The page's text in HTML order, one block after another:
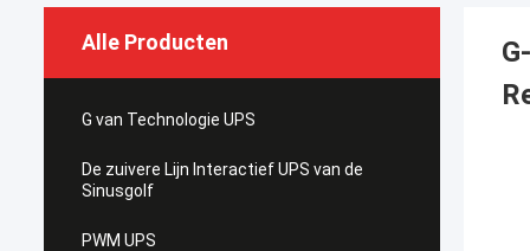
Alle Producten
G van Technologie UPS
De zuivere Lijn Interactief UPS van de
Sinusgolf
PWM UPS